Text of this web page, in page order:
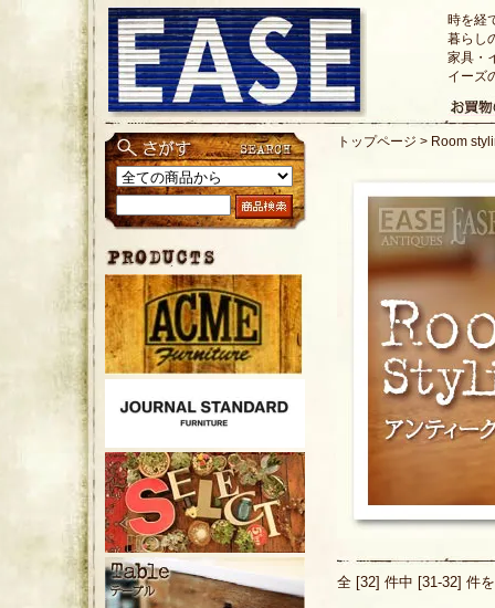
時を経
暮らし
家具・
イーズ
トップページ > Room
全 [32] 件中 [31-32] 件